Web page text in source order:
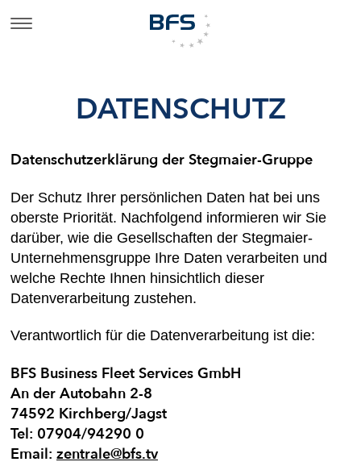
DATENSCHUTZ
Datenschutzerklärung der Stegmaier-Gruppe
Der Schutz Ihrer persönlichen Daten hat bei uns
oberste Priorität. Nachfolgend informieren wir Sie
darüber, wie die Gesellschaften der Stegmaier-
Unternehmensgruppe Ihre Daten verarbeiten und
welche Rechte Ihnen hinsichtlich dieser
Datenverarbeitung zustehen.
Verantwortlich für die Datenverarbeitung ist die:
BFS Business Fleet Services GmbH
An der Autobahn 2-8
74592 Kirchberg/Jagst
Tel: 07904/94290 0
Email: zentrale@bfs.tv